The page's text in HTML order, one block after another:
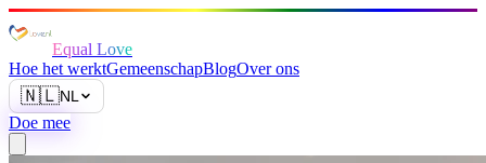
Equal Love
Hoe het werktGemeenschapBlogOver ons
🇳🇱NL
Doe mee